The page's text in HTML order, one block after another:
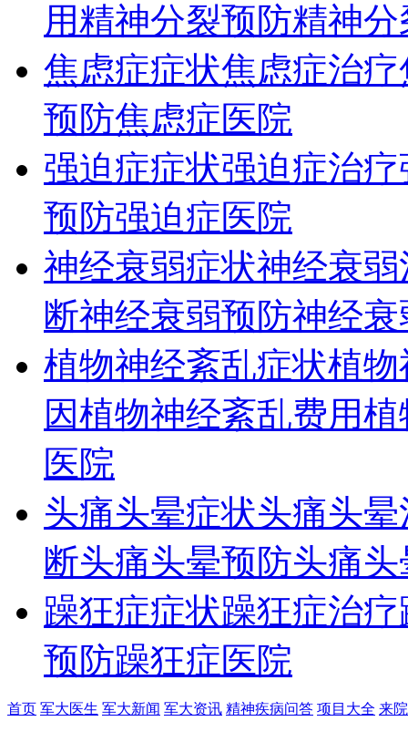
用精神分裂预防精神
焦虑症症状焦虑症治疗
预防焦虑症医院
强迫症症状强迫症治疗
预防强迫症医院
神经衰弱症状神经衰弱
断神经衰弱预防神经
植物神经紊乱症状植物
因植物神经紊乱费用植
医院
头痛头晕症状头痛头
断头痛头晕预防头痛
躁狂症症状躁狂症治疗
预防躁狂症医院
首页 军大医生 军大新闻 军大资讯 精神疾病问答 项目大全 来